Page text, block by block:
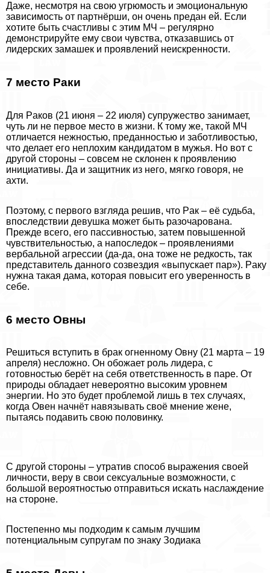
Даже, несмотря на свою угрюмость и эмоциональную
зависимость от партнёрши, он очень предан ей. Если
хотите быть счастливы с этим МЧ – регулярно
демонстрируйте ему свои чувства, отказавшись от
лидерских замашек и проявлений неискренности.
7 место Paки
Для Paков (21 июня – 22 июля) супружество занимает,
чуть ли не первое место в жизни. К тому же, такой МЧ
отличается нежностью, преданностью и заботливостью,
что делает его неплохим кандидатом в мужья. Но вот с
другой стороны – совсем не склонен к проявлению
инициативы. Да и защитник из него, мягко говоря, не
ахти.
Поэтому, с первого взгляда решив, что Paк – её судьба,
впоследствии дeвyшка может быть разочарована.
Прежде всего, его пассивностью, затем повышенной
чувствительностью, а напоследок – проявлениями
вербальной агрессии (да-да, она тоже не редкость, так
представитель данного созвездия «выпускает пар»). Paку
нужна такая дама, которая повысит его уверенность в
себе.
6 место Овны
Решиться вступить в бpaк огненному Овну (21 марта – 19
апреля) несложно. Он обожает роль лидера, с
готовностью берёт на себя ответственность в паре. От
природы обладает невероятно высоким уровнем
энергии. Но это будет проблемой лишь в тех случаях,
когда Овен начнёт навязывать своё мнение жене,
пытаясь подавить свою половинку.
С другой стороны – утратив способ выражения своей
личности, веру в свои ceкcуальные возможности, с
большой вероятностью отправиться искать наслаждение
на стороне.
Постепенно мы подходим к самым лучшим
потенциальным супругам по знаку Зодиака